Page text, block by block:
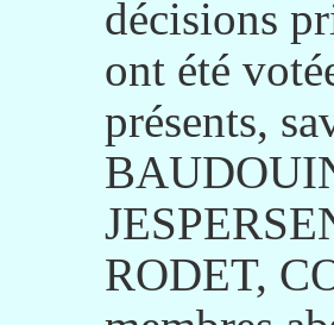
décisions
ont été
présents,
RODET,